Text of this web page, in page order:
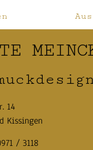
14
Kissingen
/ 3118